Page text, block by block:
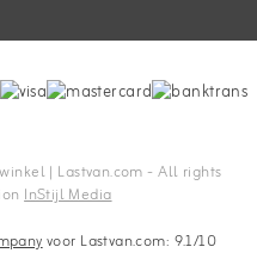
| Lastvan.com‎ - All rights
InStijl Media
voor Lastvan.com: 9.1/10